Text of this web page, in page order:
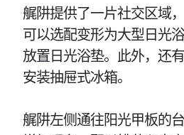
艉阱提供了一片社交区域
可以选配变形为大型日光
放置日光浴垫。此外，还
安装抽屉式冰箱。
艉阱左侧通往阳光甲板的